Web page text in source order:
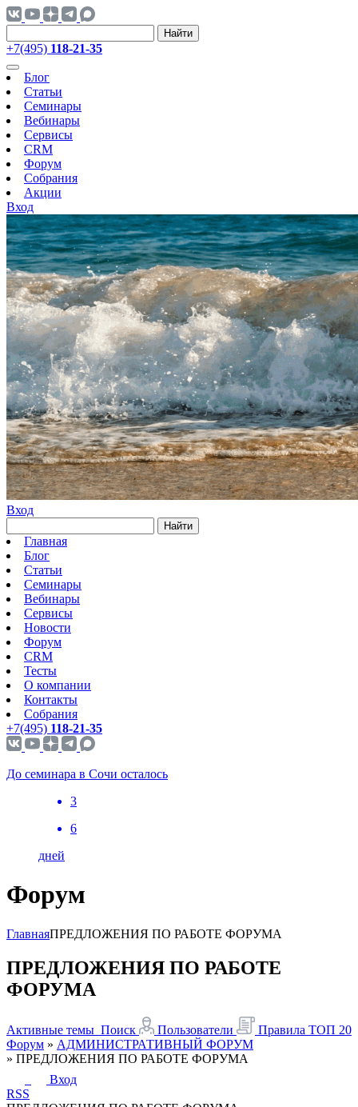
Найти
+7(495) 118-21-35
Блог
Статьи
Семинары
Вебинары
Сервисы
CRM
Форум
Собрания
Акции
Вход
Вход
Найти
Главная
Блог
Статьи
Семинары
Вебинары
Сервисы
Новости
Форум
CRM
Тесты
О компании
Контакты
Собрания
+7(495) 118-21-35
До семинара в Сочи осталось
3
6
дней
Форум
ГлавнаяПРЕДЛОЖЕНИЯ ПО РАБОТЕ ФОРУМА
ПРЕДЛОЖЕНИЯ ПО РАБОТЕ
ФОРУМА
Активные темы Поиск Пользователи Правила ТОП 20
Форум » АДМИНИСТРАТИВНЫЙ ФОРУМ
» ПРЕДЛОЖЕНИЯ ПО РАБОТЕ ФОРУМА
Вход
RSS